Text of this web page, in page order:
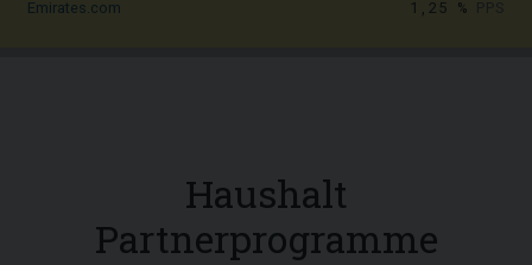
Emirates.com 1,25 %
Haushalt
Partnerprogramme